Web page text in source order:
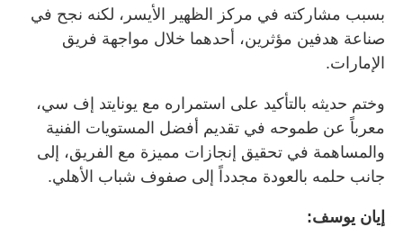
بسبب مشاركته في مركز الظهير الأيسر، لكنه نجح في
صناعة هدفين مؤثرين، أحدهما خلال مواجهة فريق
الإمارات.
وختم حديثه بالتأكيد على استمراره مع يونايتد إف سي،
معرباً عن طموحه في تقديم أفضل المستويات الفنية
والمساهمة في تحقيق إنجازات مميزة مع الفريق، إلى
جانب حلمه بالعودة مجدداً إلى صفوف شباب الأهلي.
إيان يوسف: